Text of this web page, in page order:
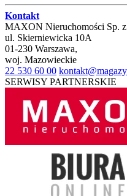
Kontakt
MAXON Nieruchomości Sp.
ul. Skierniewicka 10A
01-230 Warszawa,
woj. Mazowieckie
22 530 60 00
SERWISY PARTNERSKIE